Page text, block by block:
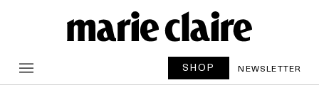
SHOP NEWSLETTER